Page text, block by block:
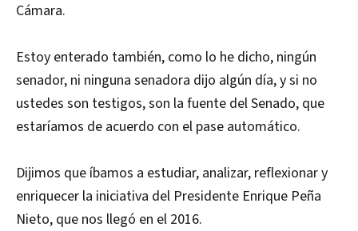
Cámara.
Estoy enterado también, como lo he dicho, ningún
senador, ni ninguna senadora dijo algún día, y si no
ustedes son testigos, son la fuente del Senado, que
estaríamos de acuerdo con el pase automático.
Dijimos que íbamos a estudiar, analizar, reflexionar y
enriquecer la iniciativa del Presidente Enrique Peña
Nieto, que nos llegó en el 2016.